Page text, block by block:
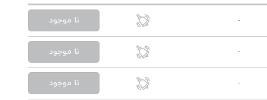
- نا موجود
- نا موجود
- نا موجود